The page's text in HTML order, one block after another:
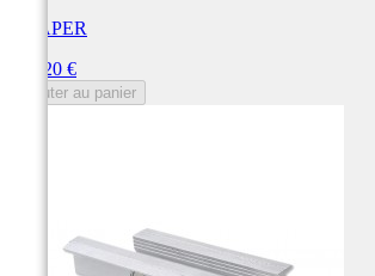
DRAPER
130,20 €
Ajouter au panier